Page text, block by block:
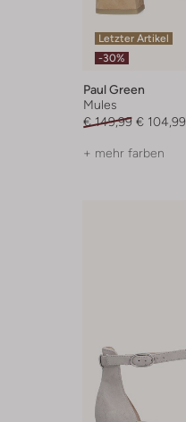
Letzter Artikel
-30%
Paul Green
Mules
€ 149,99 € 104,99
+ mehr farben